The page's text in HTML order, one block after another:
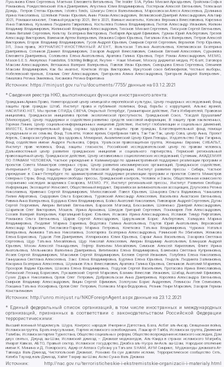
Лукьянова Юлия Сергеевна, Маетная Елизавета Витальевна, The Insider SIA, Рубин Михаил Аркадьевич, Гройсман Софья
Романовна, Рождественский Илья Дмитриевич, Апухтина Юлия Владимировна, Постернак Алексей Евгеньевич, Телеканал
Дождь, Петров Степан Юрьевич, Istories fonds, Шмагун Олеся Валентиновна, Мароховская Алеся Алексеевна, Долинина
Ирина Николаевна, Шлейнов Роман Юрьевич, Анин Роман Александрович, Великовский Дмитрий Александрович, Альтаир
2021, Ромашки монолит, Главный редактор 2021, Вега 2021, Важные иноагенты, Каткова Вероника Вячеславовна, Карезина
Инна Павловна, Кузьмина Людмила Гавриловна, Костылева Полина Владимировна, Лютов Александр Иванович, Жилкин
Владимир Владимирович, Жилинский Владимир Александрович, Тихонов Михаил Сергеевич, Пискунов Сергей Евгеньевич,
Ковин Виталий Сергеевич, Кильтау Екатерина Викторовна, Любарев Аркадий Ефимович, Гурман Юрий Альбертович, Грезев
Александр Викторович, Важенков Артем Валерьевич, Иванова София Юрьевна, Пигалкин Илья Валерьевич, Петров Алексей
Викторович, Егоров Владимир Владимирович, Гусев Андрей Юрьевич, Смирнов Сергей Сергеевич, Верзилов Петр Юрьевич,
ЗП, Зона права, ЖУРНАЛИСТ-ИНОСТРАННЫЙ АГЕНТ, Вольтская Татьяна Анатольевна, Клепиковская Екатерина
Дмитриевна, Сотников Даниил Владимирович, Захаров Андрей Вячеславович, Симонов Евгений Алексеевич, Сурначева
Елизавета Дмитриевна, Соловьева Елена Анатольевна, Арапова Галина Юрьевна, Перл Роман Александрович, МЕМО,
Mason G.E.S. Anonymous Foundation, Stichting Bellingcat, Якутия – Наше Мнение, Москоу диджитал медиа, РС-Балт, Заговора
Максим Александрович, Ветошкина Валерия Валерьевна, Павлов Иван Юрьевич, Скворцова Елена Сергеевна, Оленичев
Максим Владимирович, Как бы инагент, Кочетков Игорь Викторович, Иркутский союз библиофилов, Честные выборы,
Нобелевский призыв, Еланчик Олег Александрович, Григорьева Алина Александровна, Григорьев Андрей Валерьевич ,
Гималова Регина Эмилевна, Хисамова Регина Фаритовна
Источник: https://minjust.gov.ru/ru/documents/7755/данные на 03.12.2021
* Сведения реестра НКО, выполняющих функции иностранного агента:
Гражданин.Армия.Право, Нижегородский центр немецкой и европейской культуры, Центр гендерных исследований, Фонд
защиты прав граждан Штаб, Институт права и публичной политики, Фонд борьбы с коррупцией, Альянс врачей,
НАСИЛИЮ.НЕТ, Мы против СПИДа, СВЕЧА, Открытый Петербург, Гуманитарное действие, Лига Избирателей, Правовая
инициатива, Гражданская инициатива против экологической преступности, Гражданский Союз, "Хасдей Ерушалаим"
(Милосердие), Центр поддержки и содействия развитию средств массовой информации, В защиту прав заключенных,
Горячая Линия, Центр социально-информационных инициатив Действие, Институт глобализации и социальных движений,
ВМЕСТЕ, Благотворительный фонд охраны здоровья и защиты прав граждан, Благотворительный фонд помощи
осужденным и их семьям, Фонд Тольятти, Новое время, Серебряная тайга, Так-Так-Так, центр Сова, центр Анна, Проект
Апрель, Самарская губерния, Эра здоровья, Мемориал, Аналитический Центр Юрия Левады, Издательство Парк Гагарина,
Фонд содействия имени Андрея Рылькова, Сфера, Уральская правозащитная группа, Женщины Евразии, СИБАЛЬТ,
Институт прав человека, Фонд защиты гласности, Российский исследовательский центр по правам человека,
Дальневосточный центр развития гражданских инициатив и социального партнерства, Пермский региональный
правозащитный центр, Гражданское действие, Центр независимых социологических исследований, Сутяжник, АКАДЕМИЯ
ПО ПРАВАМ ЧЕЛОВЕКА, Частное учреждение в Калининграде по административной поддержке реализации программ и
проектов Совета Министров северных стран, Центр развития некоммерческих организаций, Гражданское содействие,
Интернешнл-Р, Центр Защиты Прав Средств Массовой Информации, Институт развития прессы - Сибирь, Частное
учреждение в Санкт-Петербурге по административной поддержке реализации программ и проектов Совета Министров
Северных Стран, Фонд поддержки свободы прессы, Гражданский контроль, Человек и Закон, Общественная комиссия по
сохранению наследия академика Сахарова, МЕМО. РУ, Институт региональной прессы, Институт Развития Свободы
Информации, Экозащита!-Женсовет, Общественный вердикт, Евразийская антимонопольная ассоциация, Дзугкоева Регина
Николаевна, Кривенко Сергей Владимирович, Милославский Павел Юрьевич, Шнырова Ольга Вадимовна, Чанышева
Лилия Айратовна, Сидорович Ольга Борисовна, Туровский Александр Алексеевич, Васильева Анастасия Евгеньевна,
Ривина Анна Валерьевна, Бурдина Юлия Владимировна, Бойко Анатолий Николаевич, Пивоваров Андрей Сергеевич, Дугин
Сергей Георгиевич, Аверин Виталий Евгеньевич, Барахоев Магомед Бекханович, Шевченко Дмитрий Александрович,
Шарипков Олег Викторович, Мошель Ирина Ароновна, Шведов Григорий Сергеевич, Пономарев Лев Александрович,
Созаев Валерий Валерьевич, Каргалицкий Борис Юльевич, Исакова Ирина Александровна, Исламов Тимур Рифгатович,
Романова Ольга Евгеньевна, Щаров Сергей Алексадрович, Цирульников Борис Альбертович, Халидова Марина
Владимировна, Людевиг Марина Зариевна, Федотова Галина Анатольевна, Паутов Юрий Анатольевич, Верховский
Александр Маркович, Пислакова-Паркер Марина Петровна, Кочеткова Татьяна Владимировна, Чуркина Наталья
Валерьевна, Акимова Татьяна Николаевна, Золотарева Екатерина Александровна, Рачинский Ян Збигневич, Жемкова
Елена Борисовна, Гудков Лев Дмитриевич, Илларионова Юлия Юрьевна, Саранг Анна Васильевна, Захарова Светлана
Сергеевна, Щур Татьяна Михайловна, Щур Николай Алексеевич, Аверин Владимир Анатольевич, Блинушов Андрей
Юрьевич, Мосин Алексей Геннадьевич, Гефтер Валентин Михайлович, Симонов Алексей Кириллович, Флиге Ирина
Анатольевна, Мельникова Валентина Дмитриевна, Вититинова Елена Владимировна, Баженова Светлана Куприяновна,
Исаев Сергей Владимирович, Максимов Сергей Владимирович, Беляев Сергей Иванович, Голубева Елена Николаевна,
Ганнушкина Светлана Алексеевна, Закс Елена Владимировна, Буртина Елена Юрьевна, Гендель Людмила Залмановна,
Кокорина Екатерина Алексеевна, Шуманов Илья Вячеславович, Арапова Галина Юрьевна, Свечников Анатолий Мариевич,
Прохоров Вадим Юрьевич, Шахова Елена Владимировна, Подузов Сергей Васильевич, Протасова Ирина Вячеславовна,
Литинский Леонид Борисович, Лукашевский Сергей Маркович, Бахмин Вячеслав Иванович, Шабад Анатолий Ефимович,
Сухих Дарья Николаевна, Орлов Олег Петрович, Добровольская Анна Дмитриевна, Королева Александра Евгеньевна,
Смирнов Владимир Александрович, Вицин Сергей Ефимович, Золотухин Борис Андреевич, Левинсон Лев Семенович,
Локшина Татьяна Иосифовна, Орлов Олег Петрович, Полякова Мара Федоровна, Резник Генри Маркович, Захаров Герман
Константинович
Источник: http://unro.minjust.ru/NKOForeignAgent.aspxданные на 23.12.2021
* Единый федеральный список организаций, в том числе иностранных и международных
организаций, признанных в соответствии с законодательством Российской Федерации
террористическими:
Высший военный Маджлисуль Шура, Конгресс народов Ичкерии и Дагестана, База, Асбат аль-Ансар, Священная война,
Исламская группа, Братья-мусульмане, Партия исламского освобождения, Лашкар-И-Тайба, Исламская группа, Движение
Талибан, Исламская партия Туркестана, Общество социальных реформ, Общество возрождения исламского наследия, Дом
двух святых, Джунд аш-Шам, Исламский джихад – Джамаат моджахедов, Аль-Каида в странах исламского Магриба,
Имарат Кавказ, АБТО, Правый сектор, Исламское государство, Джабха аль-Нусра ли-Ахль аш-Шам, Народное ополчение
имени К. Минина и Д. Пожарского, Аджр от Аллаха Субхану уа Тагьаля SHAM, АУМ Синрике, Муджахеды джамаата Ат-
Тавхида Валь-Джихад, Чистопольский Джамаат, Рохнамо ба суи давлати исломи, Террористическое сообщество Сеть,
Катиба Таухид валь-Джихад, Хайят Тахрир аш-Шам, Ахлю Сунна Валь Джамаа
Источник: http://nac.gov.ru/terroristicheskie-i-ekstremistskie-organizacii-i-materialy.html